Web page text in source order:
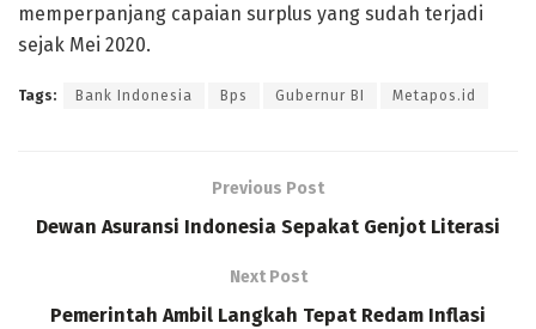
memperpanjang capaian surplus yang sudah terjadi
sejak Mei 2020.
Tags: Bank Indonesia Bps Gubernur BI Metapos.id
Previous Post
Dewan Asuransi Indonesia Sepakat Genjot Literasi
Next Post
Pemerintah Ambil Langkah Tepat Redam Inflasi